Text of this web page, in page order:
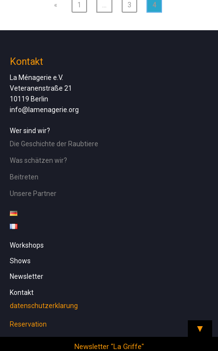
« 1 3 4
Kontakt
La Ménagerie e.V.
Veteranenstraße 21
10119 Berlin
info@lamenagerie.org
Wer sind wir?
Die Geschichte der Raubtiere
Was schätzen wir?
Beitreten
Unsere Partner
Workshops
Shows
Newsletter
Kontakt
datenschutzerklarung
Reservation ▼
Newsletter "La Griffe"